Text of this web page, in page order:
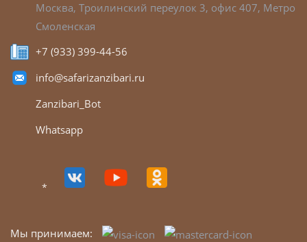
Москва, Троилинский переулок 3, офис 407, Метро
Смоленская
+7 (933) 399-44-56
info@safarizanzibari.ru
Zanzibari_Bot
Whatsapp
*
Мы принимаем: